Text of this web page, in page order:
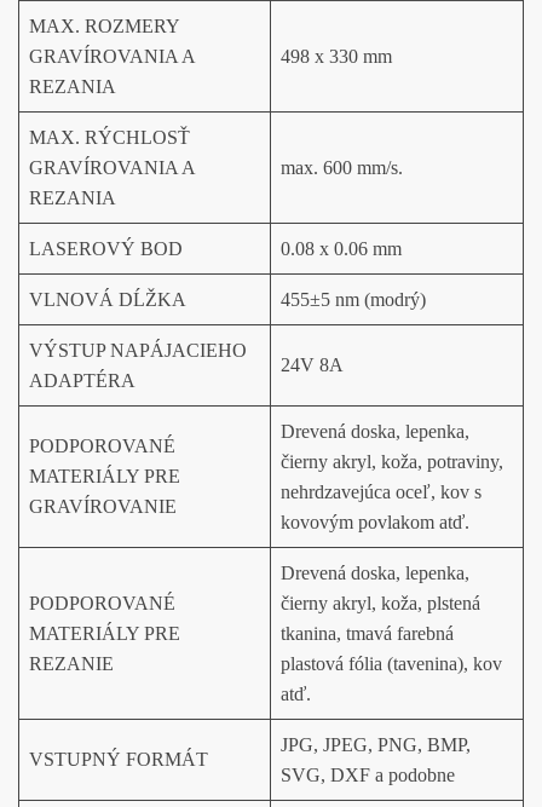
MAX. ROZMERY
GRAVÍROVANIA A
REZANIA
498 x 330 mm
MAX. RÝCHLOSŤ
GRAVÍROVANIA A
REZANIA
max. 600 mm/s.
LASEROVÝ BOD 0.08 x 0.06 mm
VLNOVÁ DĹŽKA 455±5 nm (modrý)
VÝSTUP NAPÁJACIEHO
ADAPTÉRA
24V 8A
PODPOROVANÉ
MATERIÁLY PRE
GRAVÍROVANIE
Drevená doska, lepenka,
čierny akryl, koža, potraviny,
nehrdzavejúca oceľ, kov s
kovovým povlakom atď.
PODPOROVANÉ
MATERIÁLY PRE
REZANIE
Drevená doska, lepenka,
čierny akryl, koža, plstená
tkanina, tmavá farebná
plastová fólia (tavenina), kov
atď.
VSTUPNÝ FORMÁT
JPG, JPEG, PNG, BMP,
SVG, DXF a podobne